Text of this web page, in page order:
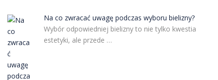
Na co zwracać uwagę podczas wyboru bielizny?
Wybór odpowiedniej bielizny to nie tylko kwestia
estetyki, ale przede …